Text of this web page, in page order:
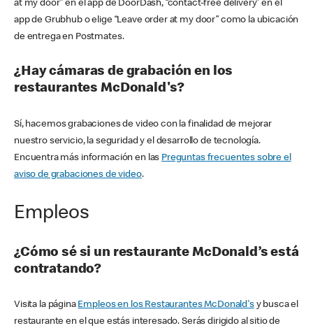
at my door” en el app de DoorDash, “contact-free delivery” en el
app de Grubhub o elige “Leave order at my door” como la ubicación
de entrega en Postmates.
¿Hay cámaras de grabación en los
restaurantes McDonald's?
Sí, hacemos grabaciones de video con la finalidad de mejorar
nuestro servicio, la seguridad y el desarrollo de tecnología.
Encuentra más información en las Preguntas frecuentes sobre el
aviso de grabaciones de video.
Empleos
¿Cómo sé si un restaurante McDonald’s está
contratando?
Visita la página Empleos en los Restaurantes McDonald'sy busca el
restaurante en el que estás interesado. Serás dirigido al sitio de